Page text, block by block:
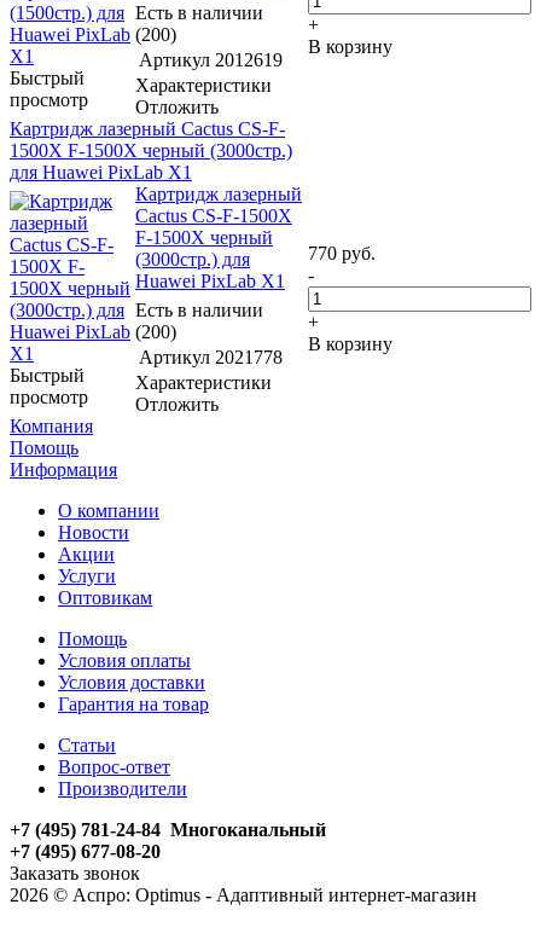
Быстрый
просмотр
Есть в наличии
(200)
Артикул 2012619
Характеристики
Отложить
+
В корзину
Картридж лазерный Cactus CS-F-
1500X F-1500X черный (3000стр.)
для Huawei PixLab X1
Быстрый
просмотр
Картридж лазерный
Cactus CS-F-1500X
F-1500X черный
(3000стр.) для
Huawei PixLab X1
Есть в наличии
(200)
Артикул 2021778
Характеристики
Отложить
770 руб.
-
+
В корзину
Компания
Помощь
Информация
О компании
Новости
Акции
Услуги
Оптовикам
Помощь
Условия оплаты
Условия доставки
Гарантия на товар
Статьи
Вопрос-ответ
Производители
+7 (495) 781-24-84 Многоканальный
+7 (495) 677-08-20
Заказать звонок
2026 © Аспро: Optimus - Адаптивный интернет-магазин